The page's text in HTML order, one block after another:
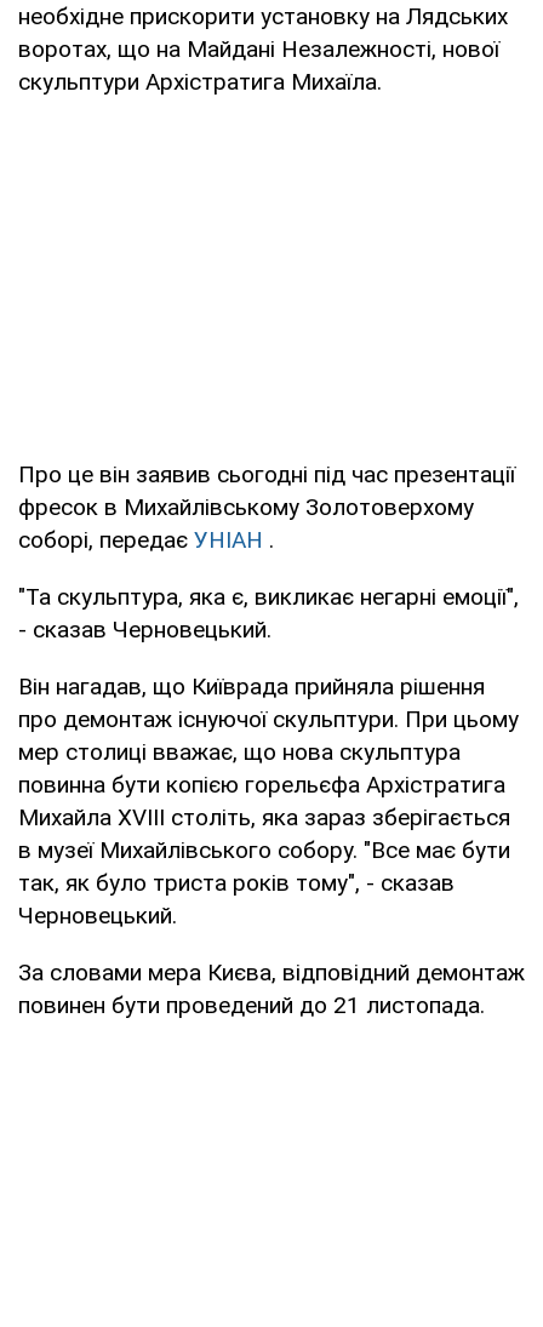
необхідне прискорити установку на Лядських
воротах, що на Майдані Незалежності, нової
скульптури Архістратига Михаїла.
Про це він заявив сьогодні під час презентації
фресок в Михайлівському Золотоверхому
соборі, передає УНІАН .
"Та скульптура, яка є, викликає негарні емоції",
- сказав Черновецький.
Він нагадав, що Київрада прийняла рішення
про демонтаж існуючої скульптури. При цьому
мер столиці вважає, що нова скульптура
повинна бути копією горельєфа Архістратига
Михайла XVIII століть, яка зараз зберігається
в музеї Михайлівського собору. "Все має бути
так, як було триста років тому", - сказав
Черновецький.
За словами мера Києва, відповідний демонтаж
повинен бути проведений до 21 листопада.